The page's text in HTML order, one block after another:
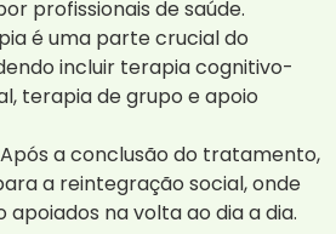
profissionais de saúde.
é uma parte crucial do
incluir terapia cognitivo-
terapia de grupo e apoio
Após a conclusão do tratamento,
a reintegração social, onde
apoiados na volta ao dia a dia.